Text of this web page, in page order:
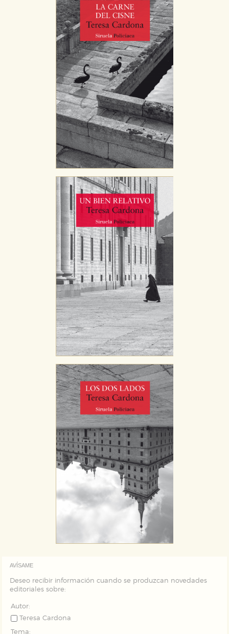
AVÍSAME
Deseo recibir información cuando se produzcan novedades
editoriales sobre:
Autor:
Teresa Cardona
Tema: